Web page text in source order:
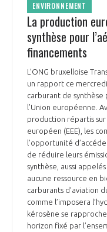
ENVIRONNEMENT
La production
synthèse pour
financements
L’ONG bruxelloise
un rapport ce
carburant de
l’Union européenne.
production répartis
européen (EEE), les
l’opportunité
de réduire leurs
synthèse, aussi
aucune ressource en
carburants d’aviation
comme l’imposera
kérosène se
horizon fixé par